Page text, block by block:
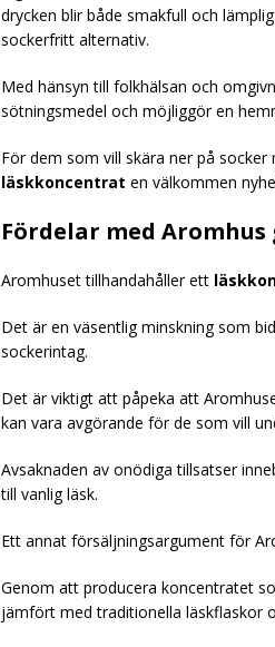
drycken blir både smakfull och
sockerfritt alternativ.
Med hänsyn till folkhälsan och
sötningsmedel och möjliggör en
För dem som vill skära ner på
läskkoncentrat en välkommen
Fördelar med
Aromhuset tillhandahåller ett
Det är en väsentlig minskning som
sockerintag.
Det är viktigt att påpeka att
kan vara avgörande för de som vill
Avsaknaden av onödiga tillsatser
till vanlig läsk.
Ett annat försäljningsargument för
Genom att producera koncentratet
jämfört med traditionella läskflaskor